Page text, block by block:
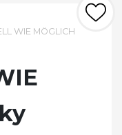
WIE MÖGLICH